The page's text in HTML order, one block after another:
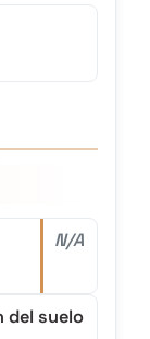
N/A
del suelo